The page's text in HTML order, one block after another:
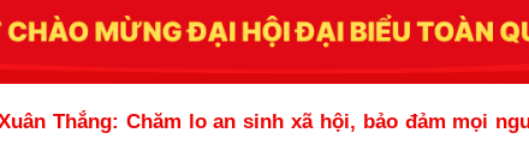
Thắng: Chăm lo an sinh xã hội, bảo đảm mọi